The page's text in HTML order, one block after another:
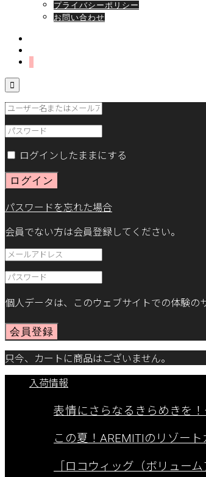
プライバシーポリシー
お問い合わせ

ログインしたままにする
ログイン
パスワードを忘れた場合
会員でない方は会員登録してください。
個人データは、このウェブサイトでの体験の
会員登録
只今、カートに商品はございません。
入荷情報
表情にさらなるきらめきを
この夏！AREMITIのリゾー
［ロコウィッグ（ボリュー